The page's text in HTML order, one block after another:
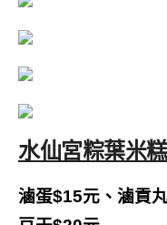
水仙宮粽葉米
滷蛋$15元、滷貢